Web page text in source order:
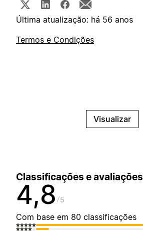
Última atualização: há 56 anos
Termos e Condições
Visualizar
Classificações e avaliações
4,8 5
Com base em 80 classificações